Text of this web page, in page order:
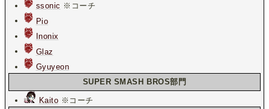
ssonic ※コーチ
Pio
Inonix
Glaz
Gyuyeon
SUPER SMASH BROS部門
Kaito ※コーチ